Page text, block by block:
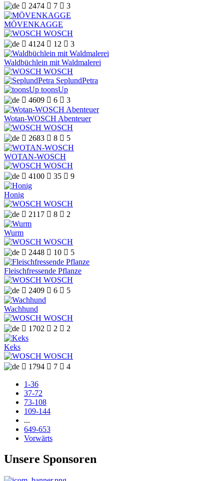
 2474  7  3
MÖVENKAGGE
WOSCH
 4124  12  3
Waldbüchlein mit Waldmalerei
WOSCH
SeplundPetra
toonsUp
 4609  6  3
Wotan-WOSCH Abenteuer
WOSCH
 2683  8  5
WOTAN-WOSCH
WOSCH
 4100  35  9
Honig
WOSCH
 2117  8  2
Wurm
WOSCH
 2448  10  5
Fleischfressende Pflanze
WOSCH
 2409  6  5
Wachhund
WOSCH
 1702  2  2
Keks
WOSCH
 1794  7  4
1-36
37-72
73-108
109-144
...
649-653
Vorwärts
Unsere Sponsoren